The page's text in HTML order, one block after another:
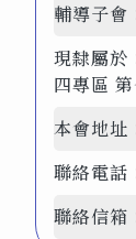
輔導子會
現隸屬於
四專區
本會地址
聯絡電話
聯絡信箱